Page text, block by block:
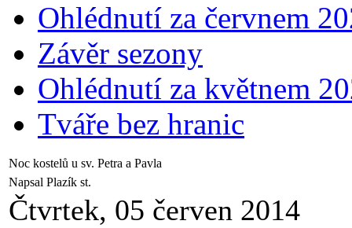
Ohlédnutí za červnem
Závěr sezony
Ohlédnutí za květnem
Tváře bez hranic
Noc kostelů u sv. Petra a Pavla
Napsal Plazík st.
Čtvrtek, 05 červen 2014